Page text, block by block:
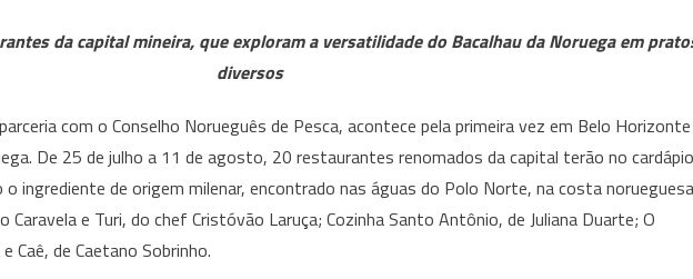
pela
a
BH,
celebrando
o
da capital mineira, que exploram a versatilidade do Bacalhau da Noruega em
diversos
com o Conselho Norueguês de Pesca, acontece pela primeira vez em Belo Horizonte
De 25 de julho a 11 de agosto, 20 restaurantes renomados da capital terão no cardápio
ingrediente de origem milenar, encontrado nas águas do Polo Norte, na costa
e Turi, do chef Cristóvão Laruça; Cozinha Santo Antônio, de Juliana Duarte; O
Caê, de Caetano Sobrinho.